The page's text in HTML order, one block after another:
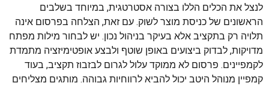
לנצל את הכלים הללו בצורה אסטרטגית, במיוחד בשלבים
הראשונים של כניסת מוצר לשוק. עם זאת, הצלחה בפרסום אינה
תלויה רק בתקציב אלא בעיקר בניהול נכון. יש לבחור מילות מפתח
מדויקות, לבדוק ביצועים באופן שוטף ולבצע אופטימיזציה מתמדת
לקמפיינים. פרסום לא ממוקד עלול לגרום לבזבוז תקציב, בעוד
קמפיין מנוהל היטב יכול להביא לרווחיות גבוהה. מותגים מצליחים